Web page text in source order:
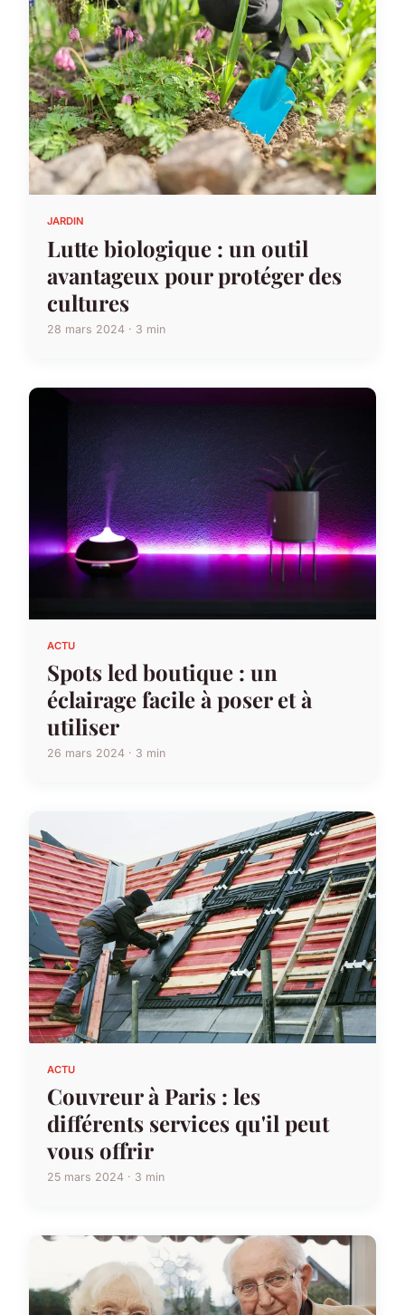
JARDIN
Lutte biologique : un outil
avantageux pour protéger des
cultures
28 mars 2024 · 3 min
ACTU
Spots led boutique : un
éclairage facile à poser et à
utiliser
26 mars 2024 · 3 min
ACTU
Couvreur à Paris : les
différents services qu'il peut
vous offrir
25 mars 2024 · 3 min